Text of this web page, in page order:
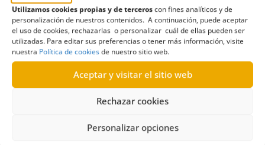
Utilizamos cookies propias y de terceroscon fines analíticos y de
personalización de nuestros contenidos. A continuación, puede aceptar
el uso de cookies, rechazarlas o personalizar cuál de ellas pueden ser
utilizadas. Para editar sus preferencias o tener más información, visite
nuestra Política de cookiesde nuestro sitio web.
Aceptar y visitar el sitio web
Rechazar cookies
Personalizar opciones